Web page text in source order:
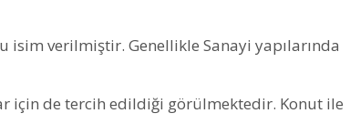
isim verilmiştir. Genellikle Sanayi yapılarında
için de tercih edildiği görülmektedir. Konut ile